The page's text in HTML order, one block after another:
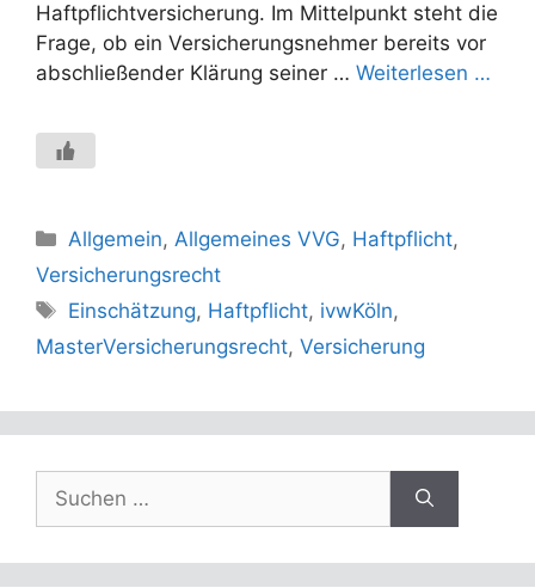
Haftpflichtversicherung. Im Mittelpunkt steht die
Frage, ob ein Versicherungsnehmer bereits vor
abschließender Klärung seiner … Weiterlesen …
Kategorien
Allgemein, Allgemeines VVG, Haftpflicht,
Versicherungsrecht
Schlagwörter
Einschätzung, Haftpflicht, ivwKöln,
MasterVersicherungsrecht, Versicherung
nach: